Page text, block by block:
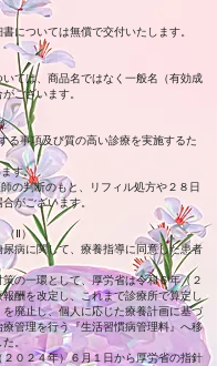
については無償で交付いたします。
ては、商品名ではなく一般名（有効成
ございます。
る事項及び質の高い診療を実施するた
す。
の判断のもと、リフィル処方や２８日
がございます。
（Ⅱ）
病に関して、療養指導に同意した患者
の一環として、厚労省は令和６年（２
酬を改定し、これまで診療所で算定し
廃止し、個人に応じた療養計画に基づ
管理を行う『生活習慣病管理料』へ移
。
０２４年）６月１日から厚労省の指針